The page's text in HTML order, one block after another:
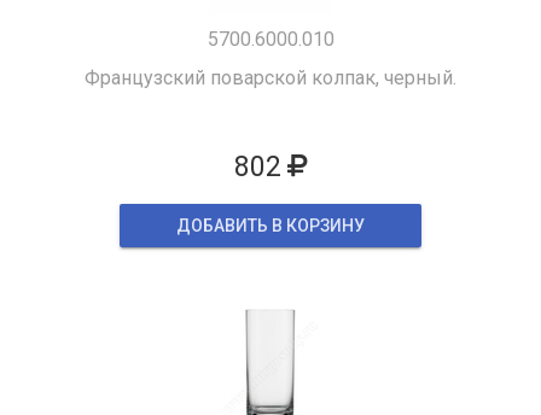
5700.6000.010
Французский поварской колпак, черный.
802
ДОБАВИТЬ В КОРЗИНУ